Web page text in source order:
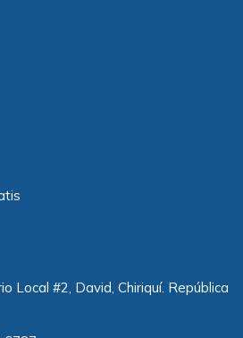
Local #2, David, Chiriquí. República